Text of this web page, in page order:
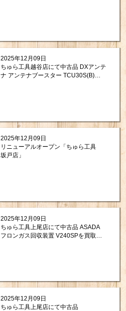
2025年12月09日
ちゅら工具越谷店にて中古品 DXアンテ
ナ アンテナブースター TCU30S(B)を
2025年12月09日
リニューアルオープン「ちゅら工具
坂戸店」
2025年12月09日
ちゅら工具上尾店にて中古品 ASADA
フロンガス回収装置 V240SPを買取さ
2025年12月09日
ちゅら工具上尾店にて中古品